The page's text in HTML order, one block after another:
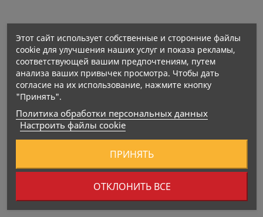
Жиры: 38 г
в том числе насыщенные жирные кислоты: 11 г
Углеводы: 52 г
в том числе сахара: 4,6 г
в том числе полиолы: 46 г
Белки: 5,2 г
Соль: 0,1 г
Энергетическая ценность:2085 кДж / 504 ккал
Этот сайт использует собственные и сторонние файлы
cookie для улучшения наших услуг и показа рекламы,
соответствующей вашим предпочтениям, путем
анализа ваших привычек просмотра. Чтобы дать
согласие на их использование, нажмите кнопку
"Принять".
Политика обработки персональных данных
Настроить файлы cookie
ОТКЛОНИТЬ ВСЕ
ПРИНЯТЬ